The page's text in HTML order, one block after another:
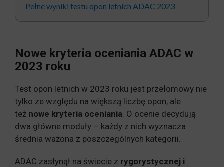
Pełne wyniki testu opon letnich ADAC 2023
Nowe kryteria oceniania ADAC w
2023 roku
Test opon letnich w 2023 roku jest przełomowy nie
tylko ze względu na większą liczbę opon, ale
też nowe kryteria oceniania . O ocenie decydują
dwa główne moduły – każdy z nich wyznacza
średnia ważona z poszczególnych kategorii.
ADAC zasłynął na świecie z rygorystycznej i